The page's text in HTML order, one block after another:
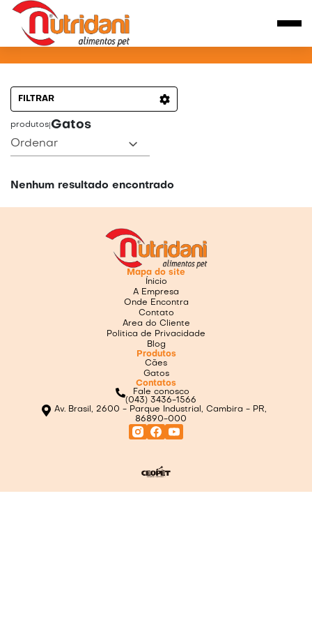
PRODUTOS PARA GATOS
FILTRAR
produtos Gatos
Ordenar
Nenhum resultado encontrado
Mapa do site
Ínicio
A Empresa
Onde Encontra
Contato
Area do Cliente
Politica de Privacidade
Blog
Produtos
Cães
Gatos
Contatos
Fale conosco
(043) 3436-1566
Av. Brasil, 2600 - Parque Industrial, Cambira - PR,
86890-000